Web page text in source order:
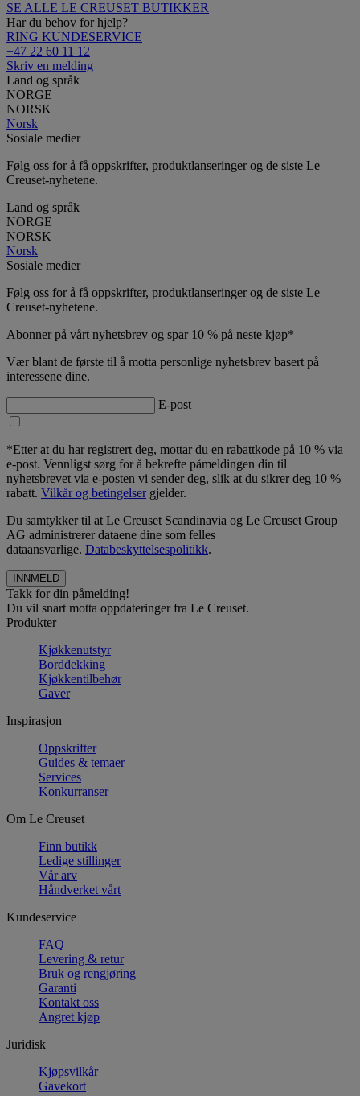
SE ALLE LE CREUSET BUTIKKER
Har du behov for hjelp?
RING KUNDESERVICE
+47 22 60 11 12
Skriv en melding
Land og språk
NORGE
NORSK
Norsk
Sosiale medier
Følg oss for å få oppskrifter, produktlanseringer og de siste Le
Creuset-nyhetene.
Land og språk
NORGE
NORSK
Norsk
Sosiale medier
Følg oss for å få oppskrifter, produktlanseringer og de siste Le
Creuset-nyhetene.
Abonner på vårt nyhetsbrev og spar 10 % på neste kjøp*
Vær blant de første til å motta personlige nyhetsbrev basert på
interessene dine.
E-post
*Etter at du har registrert deg, mottar du en rabattkode på 10 % via
e-post. Vennligst sørg for å bekrefte påmeldingen din til
nyhetsbrevet via e-posten vi sender deg, slik at du sikrer deg 10 %
rabatt. Vilkår og betingelsergjelder.
Du samtykker til at Le Creuset Scandinavia og Le Creuset Group
AG administrerer dataene dine som felles
dataansvarlige. Databeskyttelsespolitikk.
Takk for din påmelding!
Du vil snart motta oppdateringer fra Le Creuset.
Produkter
Kjøkkenutstyr
Borddekking
Kjøkkentilbehør
Gaver
Inspirasjon
Oppskrifter
Guides & temaer
Services
Konkurranser
Om Le Creuset
Finn butikk
Ledige stillinger
Vår arv
Håndverket vårt
Kundeservice
FAQ
Levering & retur
Bruk og rengjøring
Garanti
Kontakt oss
Angret kjøp
Juridisk
Kjøpsvilkår
Gavekort